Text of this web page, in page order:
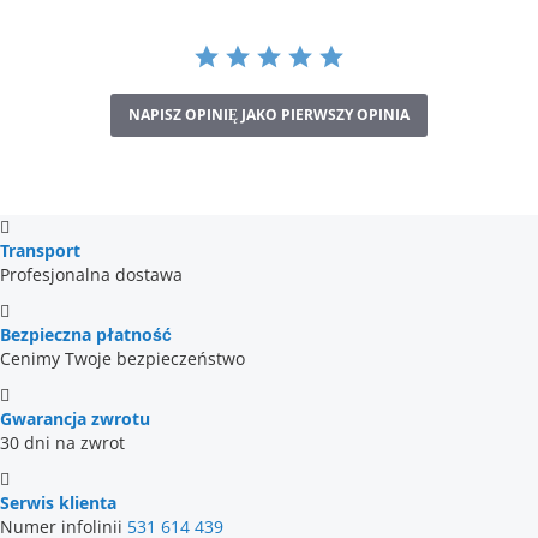
NAPISZ OPINIĘ JAKO PIERWSZY OPINIA
Transport
Profesjonalna dostawa
Bezpieczna płatność
Cenimy Twoje bezpieczeństwo
Gwarancja zwrotu
30 dni na zwrot
Serwis klienta
Numer infolinii 531 614 439